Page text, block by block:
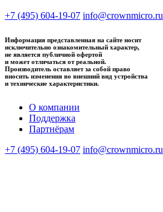
+7 (495) 604-19-07 info@crownmicro.ru
Информация представленная на сайте носит
исключительно ознакомительный характер,
не является публичной офертой
и может отличаться от реальной.
Производитель оставляет за собой право
вносить изменения во внешний вид устройства
и технические характеристики.
О компании
Поддержка
Партнёрам
+7 (495) 604-19-07 info@crownmicro.ru